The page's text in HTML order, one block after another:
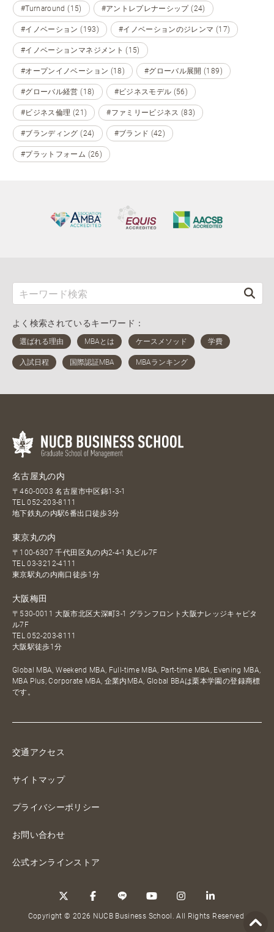
#Turnaround (15) #アントレプレナーシップ (24)
#イノベーション (193) #イノベーションのジレンマ (17)
#イノベーションマネジメント (15)
#オープンイノベーション (18) #グローバル展開 (189)
#グローバル経営 (18) #ビジネスモデル (56)
#ビジネス倫理 (21) #ファミリービジネス (83)
#ブランディング (24) #ブランド (42)
#プラットフォーム (26)
よく検索されているキーワード：
名古屋丸の内
〒460-0003 名古屋市中区錦1-3-1
TEL052-203-8111
地下鉄丸の内駅6番出口徒歩3分
東京丸の内
〒100-6307 千代田区丸の内2-4-1丸ビル7F
TEL03-3212-4111
東京駅丸の内南口徒歩1分
大阪梅田
〒530-0011 大阪市北区大深町3-1 グランフロント大阪ナレッジキャピタ
ル7F
TEL052-203-8111
大阪駅徒歩1分
Global MBA, Weekend MBA, Full-time MBA, Part-time MBA, Evening MBA,
MBA Plus, Corporate MBA, 企業内MBA, Global BBAは栗本学園の登録商標
です。
交通アクセス
サイトマップ
プライバシーポリシー
お問い合わせ
公式オンラインストア
Copyright © 2026 NUCB Business School. All Rights Reserved.